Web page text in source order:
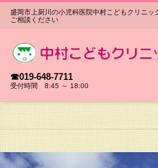
盛岡市上厨川の小児科医院中村こどもクリニ
ご相談ください
☎019-648-7711
受付時間 8:45 ～ 18:00